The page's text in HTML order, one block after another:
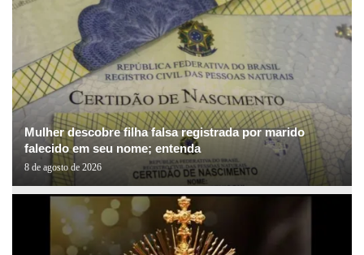
Mulher descobre filha falsa registrada por marido
falecido em seu nome; entenda
8 de agosto de 2026